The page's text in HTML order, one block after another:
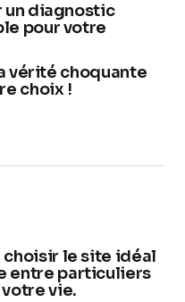
un diagnostic
pour votre
vérité choquante
choix !
le site idéal
entre particuliers
vie.